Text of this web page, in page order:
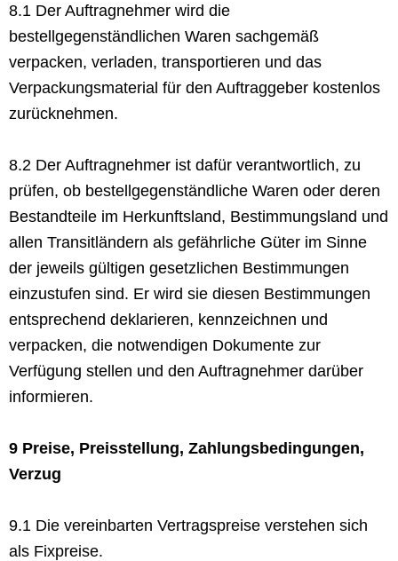
8.1 Der Auftragnehmer wird die
bestellgegenständlichen Waren sachgemäß
verpacken, verladen, transportieren und das
Verpackungsmaterial für den Auftraggeber kostenlos
zurücknehmen.
8.2 Der Auftragnehmer ist dafür verantwortlich, zu
prüfen, ob bestellgegenständliche Waren oder deren
Bestandteile im Herkunftsland, Bestimmungsland und
allen Transitländern als gefährliche Güter im Sinne
der jeweils gültigen gesetzlichen Bestimmungen
einzustufen sind. Er wird sie diesen Bestimmungen
entsprechend deklarieren, kennzeichnen und
verpacken, die notwendigen Dokumente zur
Verfügung stellen und den Auftragnehmer darüber
informieren.
9 Preise, Preisstellung, Zahlungsbedingungen,
Verzug
9.1 Die vereinbarten Vertragspreise verstehen sich
als Fixpreise.